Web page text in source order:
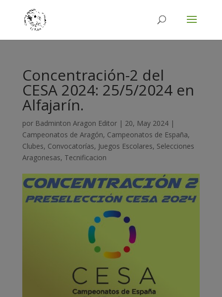
Concentración-2 del
CESA 2024: 25/5/2024 en
Alfajarín.
por Badminton Aragon Editor| 20, May 2024|
Campeonatos de Aragón, Campeonatos de España,
Clubes, Convocatorías, Juegos Escolares, Selecciones
Aragonesas, Tecnificacion